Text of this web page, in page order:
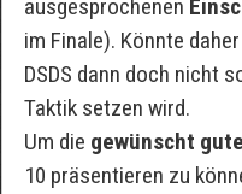
ausgesprochenen
im Finale). Könnte
DSDS dann doch nicht
Taktik setzen wird.
Um die gewünscht
10 präsentieren zu